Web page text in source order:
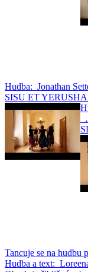
Hudba:
SISU ET
Tancuje se na hudbu
Hudba a text: